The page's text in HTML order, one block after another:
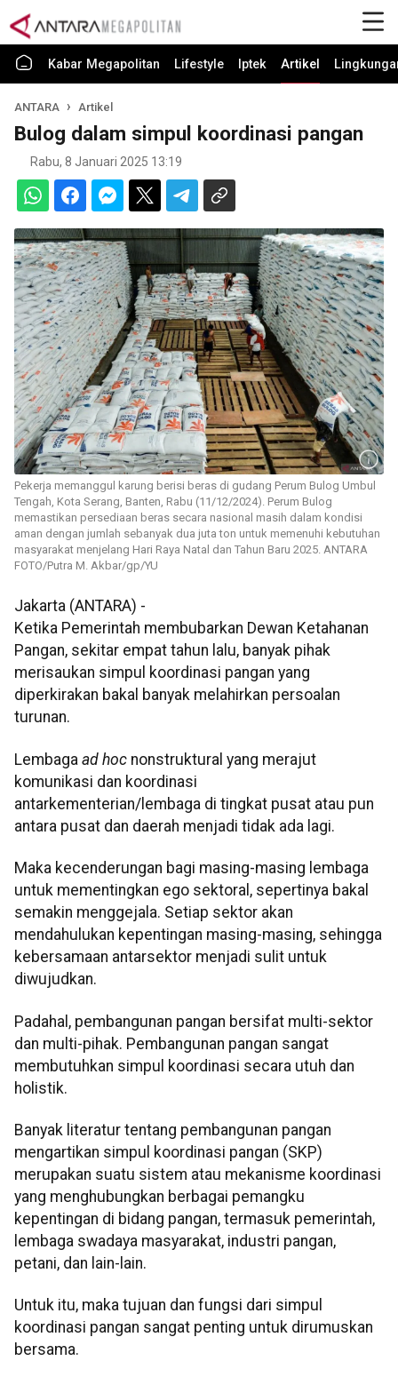
Kabar Megapolitan Lifestyle Iptek Artikel
ANTARA Artikel
Bulog dalam simpul koordinasi pangan
Rabu, 8 Januari 2025 13:19
Pekerja memanggul karung berisi beras di gudang Perum Bulog Umbul
Tengah, Kota Serang, Banten, Rabu (11/12/2024). Perum Bulog
memastikan persediaan beras secara nasional masih dalam kondisi
aman dengan jumlah sebanyak dua juta ton untuk memenuhi kebutuhan
masyarakat menjelang Hari Raya Natal dan Tahun Baru 2025. ANTARA
FOTO/Putra M. Akbar/gp/YU
Jakarta (ANTARA) -
Ketika Pemerintah membubarkan Dewan Ketahanan
Pangan, sekitar empat tahun lalu, banyak pihak
merisaukan simpul koordinasi pangan yang
diperkirakan bakal banyak melahirkan persoalan
turunan.
Lembaga ad hoc nonstruktural yang merajut
komunikasi dan koordinasi
antarkementerian/lembaga di tingkat pusat atau pun
antara pusat dan daerah menjadi tidak ada lagi.
Maka kecenderungan bagi masing-masing lembaga
untuk mementingkan ego sektoral, sepertinya bakal
semakin menggejala. Setiap sektor akan
mendahulukan kepentingan masing-masing, sehingga
kebersamaan antarsektor menjadi sulit untuk
diwujudkan.
Padahal, pembangunan pangan bersifat multi-sektor
dan multi-pihak. Pembangunan pangan sangat
membutuhkan simpul koordinasi secara utuh dan
holistik.
Banyak literatur tentang pembangunan pangan
mengartikan simpul koordinasi pangan (SKP)
merupakan suatu sistem atau mekanisme koordinasi
yang menghubungkan berbagai pemangku
kepentingan di bidang pangan, termasuk pemerintah,
lembaga swadaya masyarakat, industri pangan,
petani, dan lain-lain.
Untuk itu, maka tujuan dan fungsi dari simpul
koordinasi pangan sangat penting untuk dirumuskan
bersama.